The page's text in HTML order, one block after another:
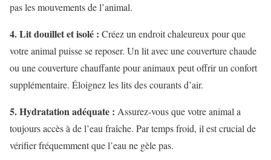
pas les mouvements de l’animal.
4. Lit douillet et isolé : Créez un endroit chaleureux pour que
votre animal puisse se reposer. Un lit avec une couverture chaude
ou une couverture chauffante pour animaux peut offrir un confort
supplémentaire. Éloignez les lits des courants d’air.
5. Hydratation adéquate : Assurez-vous que votre animal a
toujours accès à de l’eau fraîche. Par temps froid, il est crucial de
vérifier fréquemment que l’eau ne gèle pas.